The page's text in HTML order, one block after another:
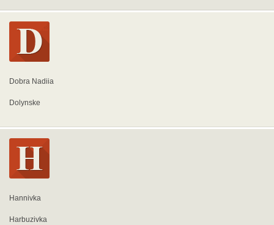
Dobra Nadiia
Dolynske
Hannivka
Harbuzivka